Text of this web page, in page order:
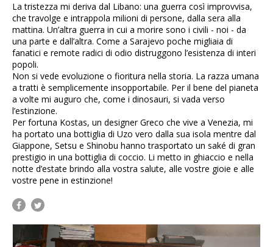
La tristezza mi deriva dal Libano: una guerra così improvvisa,
che travolge e intrappola milioni di persone, dalla sera alla
mattina. Un’altra guerra in cui a morire sono i civili - noi - da
una parte e dall’altra. Come a Sarajevo poche migliaia di
fanatici e remote radici di odio distruggono l’esistenza di interi
popoli.
Non si vede evoluzione o fioritura nella storia. La razza umana
a tratti è semplicemente insopportabile. Per il bene del pianeta
a volte mi auguro che, come i dinosauri, si vada verso
l’estinzione.
Per fortuna Kostas, un designer Greco che vive a Venezia, mi
ha portato una bottiglia di Uzo vero dalla sua isola mentre dal
Giappone, Setsu e Shinobu hanno trasportato un saké di gran
prestigio in una bottiglia di coccio. Li metto in ghiaccio e nella
notte d’estate brindo alla vostra salute, alle vostre gioie e alle
vostre pene in estinzione!